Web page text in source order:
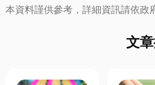
本資料謹供參考，詳細資訊請依政
文